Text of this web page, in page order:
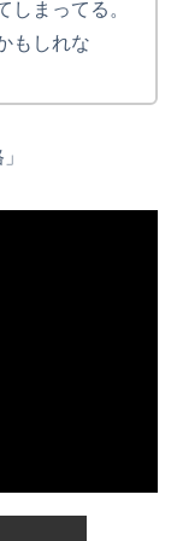
しまってる。
もしれな